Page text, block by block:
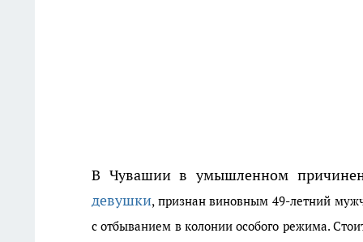
В Чувашии в умышленном
девушки, признан виновным 49-летний
с отбыванием в колонии особого режима.